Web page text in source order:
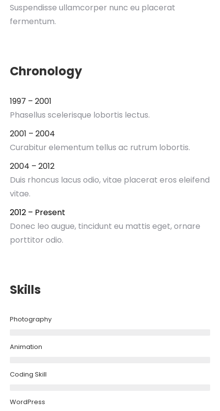
Suspendisse ullamcorper nunc eu placerat
fermentum.
Chronology
1997 – 2001
Phasellus scelerisque lobortis lectus.
2001 – 2004
Curabitur elementum tellus ac rutrum lobortis.
2004 – 2012
Duis rhoncus lacus odio, vitae placerat eros eleifend
vitae.
2012 – Present
Donec leo augue, tincidunt eu mattis eget, ornare
porttitor odio.
Skills
Photography
Animation
Coding Skill
WordPress